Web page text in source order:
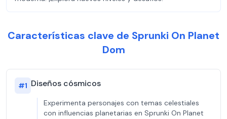
Características clave de Sprunki On Planet
Dom
#1 Diseños cósmicos
Experimenta personajes con temas celestiales
con influencias planetarias en Sprunki On Planet